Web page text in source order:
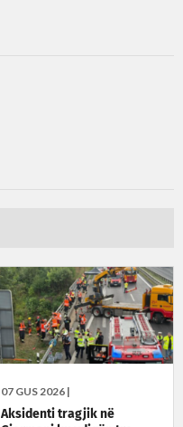
07 GUS 2026 |
Aksidenti tragjik në